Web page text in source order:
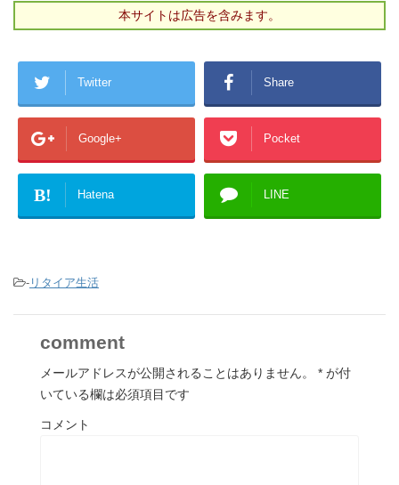
本サイトは広告を含みます。
Twitter Share
Google+ Pocket
B! Hatena LINE
- リタイア生活
comment
メールアドレスが公開されることはありません。 * が付
いている欄は必須項目です
コメント